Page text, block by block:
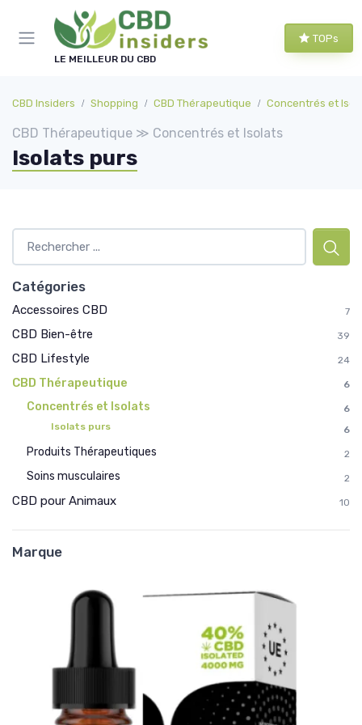
LE MEILLEUR DU CBD
TOPs
CBD Insiders Shopping CBD Thérapeutique Concentrés et
CBD Thérapeutique ≫ Concentrés et Isolats
Isolats purs
Catégories
Accessoires CBD 7
CBD Bien-être 39
CBD Lifestyle 24
CBD Thérapeutique 6
Concentrés et Isolats
6
Isolats purs
6
Produits Thérapeutiques 2
Soins musculaires 2
CBD pour Animaux 10
Marque
Panneau de gestion des cookies